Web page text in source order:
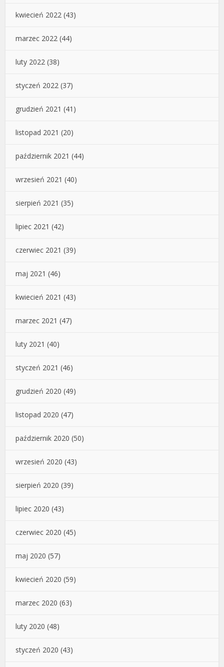
kwiecień 2022 (43)
marzec 2022 (44)
luty 2022 (38)
styczeń 2022 (37)
grudzień 2021 (41)
listopad 2021 (20)
październik 2021 (44)
wrzesień 2021 (40)
sierpień 2021 (35)
lipiec 2021 (42)
czerwiec 2021 (39)
maj 2021 (46)
kwiecień 2021 (43)
marzec 2021 (47)
luty 2021 (40)
styczeń 2021 (46)
grudzień 2020 (49)
listopad 2020 (47)
październik 2020 (50)
wrzesień 2020 (43)
sierpień 2020 (39)
lipiec 2020 (43)
czerwiec 2020 (45)
maj 2020 (57)
kwiecień 2020 (59)
marzec 2020 (63)
luty 2020 (48)
styczeń 2020 (43)